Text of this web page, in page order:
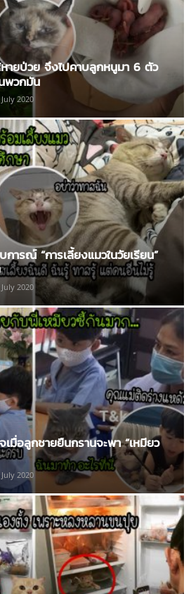
ายป่วย จึงไปคาบลูกหนูมา 6 ตัว
พวกมัน
July 2020
ารณ์ “การเลี้ยงแมวในวัยเรียน”
July 2020
มื่อลูกชายยืนกรานจะพา “เหมียว
July 2020